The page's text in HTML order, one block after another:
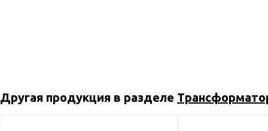
Другая продукция в разделе